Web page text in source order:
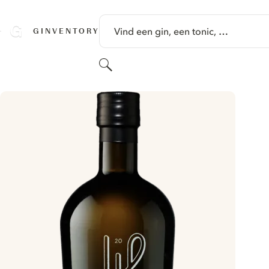
GINVENTORY Vind een gin, een tonic, …
Zoeken